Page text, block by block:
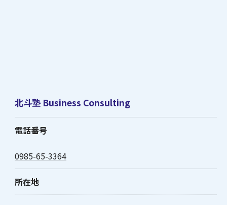
北斗塾 Business Consulting
電話番号
0985-65-3364
所在地